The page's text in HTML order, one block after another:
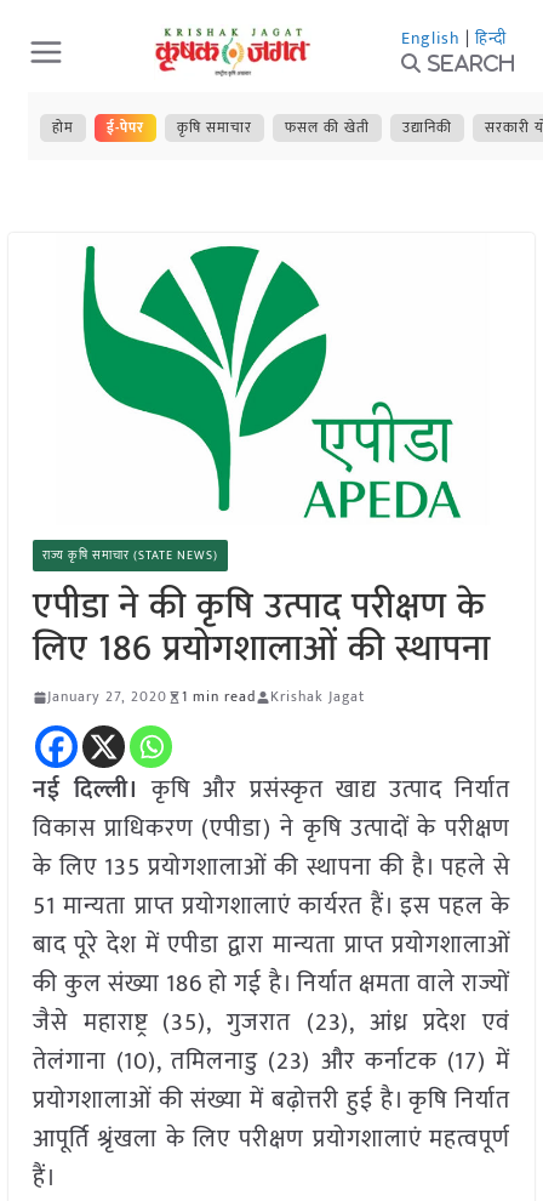
Skip
to
content
English | हिन्दी
Search
होम ई-पेपर कृषि समाचार फसल की खेती उद्यानिकी सरकारी
राज्य कृषि समाचार (STATE NEWS)
एपीडा ने की कृषि उत्पाद परीक्षण के
लिए 186 प्रयोगशालाओं की स्थापना
January 27, 2020 1 min read Krishak Jagat
नई दिल्ली। कृषि और प्रसंस्कृत खाद्य उत्पाद निर्यात
विकास प्राधिकरण (एपीडा) ने कृषि उत्पादों के परीक्षण
के लिए 135 प्रयोगशालाओं की स्थापना की है। पहले से
51 मान्यता प्राप्त प्रयोगशालाएं कार्यरत हैं। इस पहल के
बाद पूरे देश में एपीडा द्वारा मान्यता प्राप्त प्रयोगशालाओं
की कुल संख्या 186 हो गई है। निर्यात क्षमता वाले राज्यों
जैसे महाराष्ट्र (35), गुजरात (23), आंध्र प्रदेश एवं
तेलंगाना (10), तमिलनाडु (23) और कर्नाटक (17) में
प्रयोगशालाओं की संख्या में बढ़ोत्तरी हुई है। कृषि निर्यात
आपूर्ति श्रृंखला के लिए परीक्षण प्रयोगशालाएं महत्वपूर्ण
हैं।